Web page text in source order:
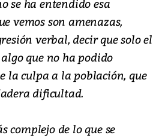
se ha entendido esa
vemos son amenazas,
verbal, decir que solo el
que no ha podido
la culpa a la población, que
dificultad.
complejo de lo que se